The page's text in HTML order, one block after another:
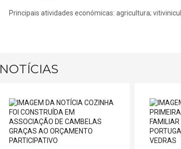
Principais atividades económicas: agricultura;
NOTÍCIAS